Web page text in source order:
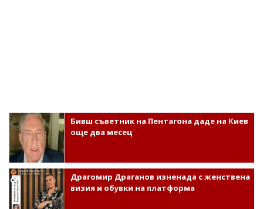
Бивш съветник на Пентагона даде на Киев
още два месец
Драгомир Драганов изненада с женствена
визия и обувки на платформа